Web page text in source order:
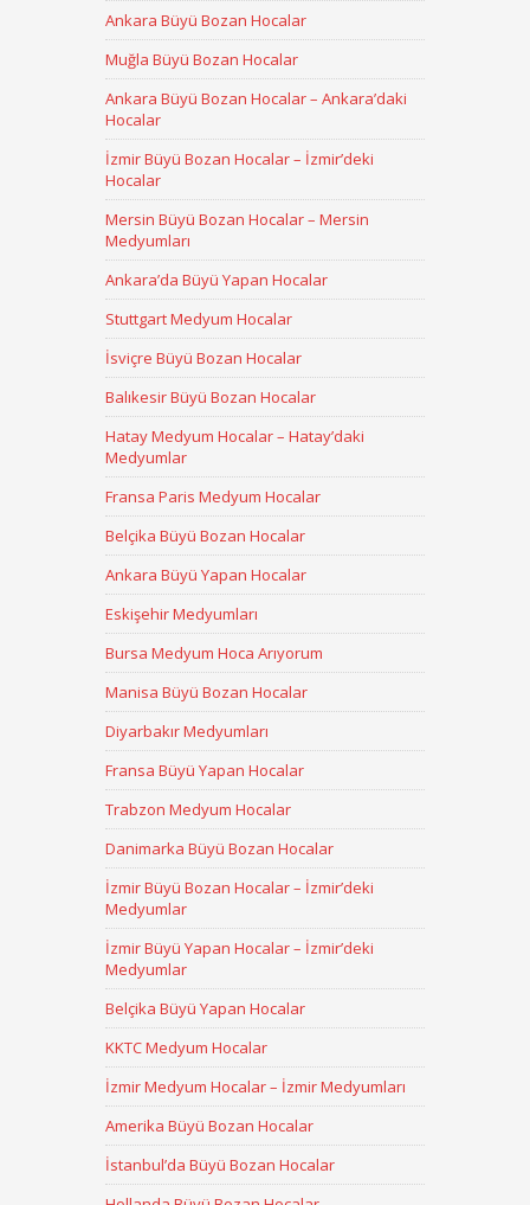
Ankara Büyü Bozan Hocalar
Muğla Büyü Bozan Hocalar
Ankara Büyü Bozan Hocalar – Ankara’daki
Hocalar
İzmir Büyü Bozan Hocalar – İzmir’deki
Hocalar
Mersin Büyü Bozan Hocalar – Mersin
Medyumları
Ankara’da Büyü Yapan Hocalar
Stuttgart Medyum Hocalar
İsviçre Büyü Bozan Hocalar
Balıkesir Büyü Bozan Hocalar
Hatay Medyum Hocalar – Hatay’daki
Medyumlar
Fransa Paris Medyum Hocalar
Belçika Büyü Bozan Hocalar
Ankara Büyü Yapan Hocalar
Eskişehir Medyumları
Bursa Medyum Hoca Arıyorum
Manisa Büyü Bozan Hocalar
Diyarbakır Medyumları
Fransa Büyü Yapan Hocalar
Trabzon Medyum Hocalar
Danimarka Büyü Bozan Hocalar
İzmir Büyü Bozan Hocalar – İzmir’deki
Medyumlar
İzmir Büyü Yapan Hocalar – İzmir’deki
Medyumlar
Belçika Büyü Yapan Hocalar
KKTC Medyum Hocalar
İzmir Medyum Hocalar – İzmir Medyumları
Amerika Büyü Bozan Hocalar
İstanbul’da Büyü Bozan Hocalar